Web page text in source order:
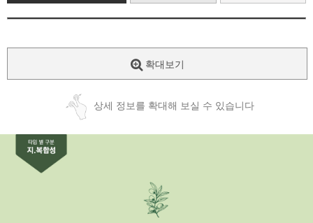
확대보기
상세 정보를 확대해 보실 수 있습니다